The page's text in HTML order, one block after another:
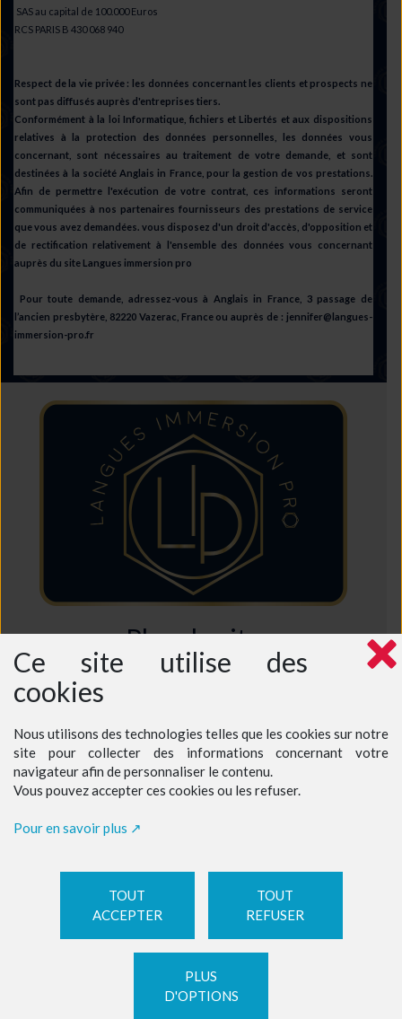
Ce site utilise des
cookies
Nous utilisons des technologies telles que les cookies sur notre
site pour collecter des informations concernant votre
navigateur afin de personnaliser le contenu.
Vous pouvez accepter ces cookies ou les refuser.
Pour en savoir plus
TOUT
ACCEPTER
TOUT
REFUSER
PLUS
D'OPTIONS
SAS au capital de 100.000 Euros
RCS PARIS B 430 068 940
Respect de la vie privée : les données concernant les clients et prospects ne
sont pas diffusés auprès d'entreprises tiers.
Conformément à la loi Informatique, fichiers et Libertés et aux dispositions
relatives à la protection des données personnelles, les données vous
concernant, sont nécessaires au traitement de votre demande, et sont
destinées à la société Anglais in France, pour la gestion de vos prestations.
Afin de permettre l'exécution de votre contrat, ces informations seront
communiquées à nos partenaires fournisseurs des prestations de service
que vous avez demandées. vous disposez d'un droit d'accès, d'opposition et
de rectification relativement à l'ensemble des données vous concernant
auprès du site Langues immersion pro
Pour toute demande, adressez-vous à Anglais in France, 3 passage de
l’ancien presbytère, 82220 Vazerac, France ou auprès de : jennifer@langues-
immersion-pro.fr
Plan du site
Accueil
Stage immersion
Tarifs professionnels
Tarifs particuliers adultes
Réserver un cours
Gérer les cookies| ©Celuga.fr